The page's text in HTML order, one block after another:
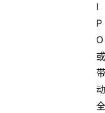
I
P
O
或
带
动
全